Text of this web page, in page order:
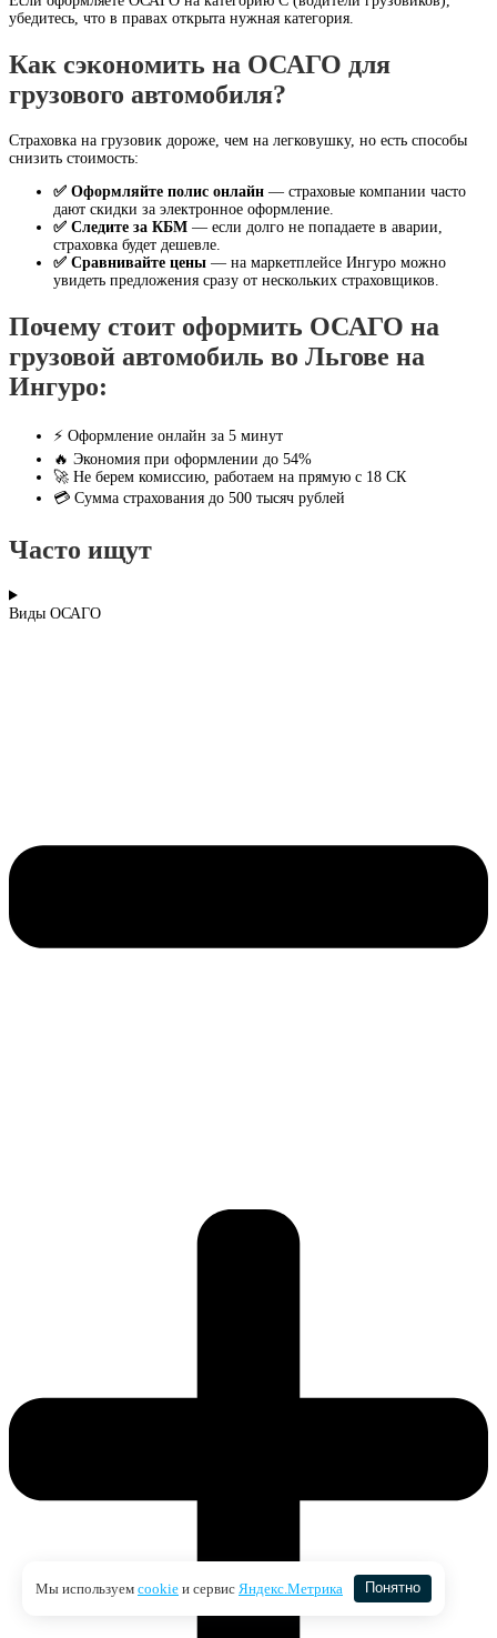
убедитесь, что в правах открыта нужная категория.
Как сэкономить на ОСАГО для
грузового автомобиля?
Страховка на грузовик дороже, чем на легковушку, но есть способы
снизить стоимость:
✅ Оформляйте полис онлайн — страховые компании часто
дают скидки за электронное оформление.
✅ Следите за КБМ — если долго не попадаете в аварии,
страховка будет дешевле.
✅ Сравнивайте цены — на маркетплейсе Ингуро можно
увидеть предложения сразу от нескольких страховщиков.
Почему стоит оформить ОСАГО на
грузовой автомобиль во Льгове на
Ингуро:
⚡ Оформление онлайн за 5 минут
🔥 Экономия при оформлении до 54%
🚀 Не берем комиссию, работаем на прямую с 18 СК
💳 Сумма страхования до 500 тысяч рублей
Часто ищут
Виды ОСАГО
Мы используем cookie и сервис Яндекс.Метрика Понятно